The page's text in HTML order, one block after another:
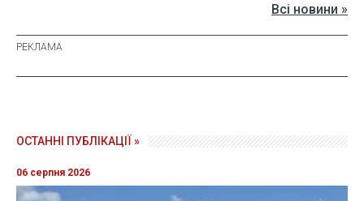
Всі новини »
ОСТАННІ ПУБЛІКАЦІЇ »
06 серпня 2026